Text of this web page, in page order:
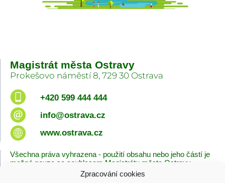
Zpracování cookies
Magistrát města Ostravy
Prokešovo náměstí 8, 729 30 Ostrava
+420 599 444 444
info@ostrava.cz
www.ostrava.cz
Všechna práva vyhrazena - použití obsahu nebo jeho částí je
možné pouze se souhlasem Magistrátu města Ostravy.